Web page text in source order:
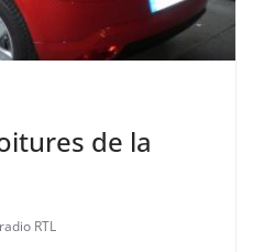
de la
RTL